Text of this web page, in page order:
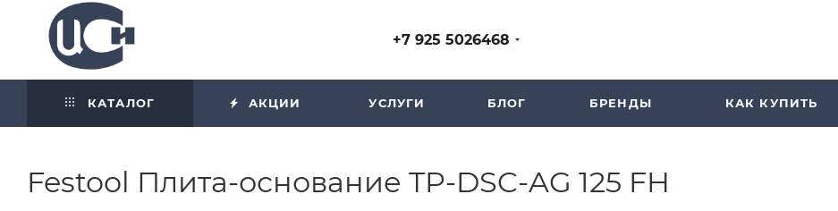
+7 925 5026468
КАТАЛОГ АКЦИИ УСЛУГИ БЛОГ БРЕНДЫ КАК КУПИТЬ
Festool Плита-основание TP-DSC-AG 125 FH